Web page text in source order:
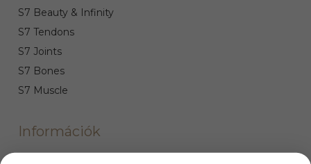
S7 Beauty & Infinity
S7 Tendons
S7 Joints
S7 Bones
S7 Muscle
Információk